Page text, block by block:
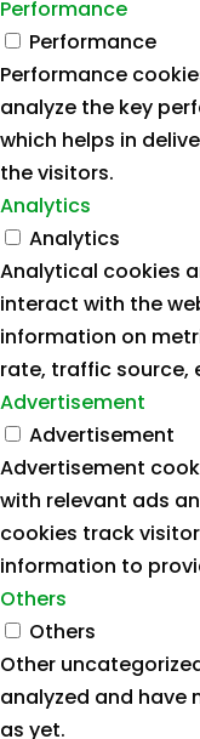
Performance
Performance
Performance
analyze the key
which helps in
the visitors.
Analytics
Analytics
Analytical cookies
interact with the
information on
rate, traffic source,
Advertisement
Advertisement
Advertisement
with relevant ads
cookies track
information to
Others
Others
Other
analyzed and have
as yet.